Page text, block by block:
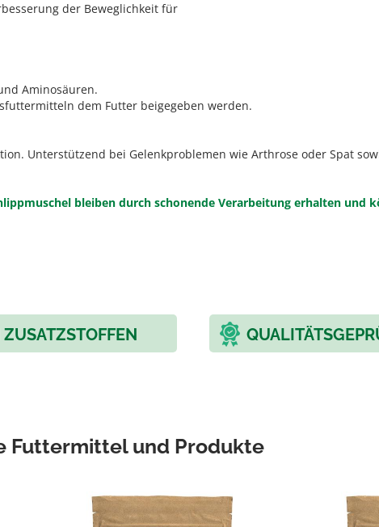
der Beweglichkeit für
Aminosäuren.
dem Futter beigegeben werden.
Unterstützend bei Gelenkproblemen wie Arthrose oder Spat
bleiben durch schonende Verarbeitung erhalten und
ZUSATZSTOFFEN
Futtermittel und Produkte